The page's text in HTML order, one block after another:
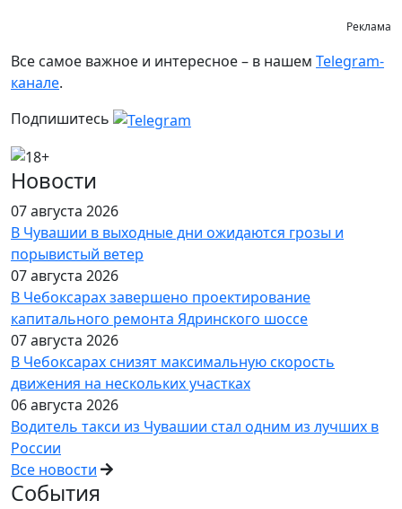
Реклама
Все самое важное и интересное – в нашем Telegram-
канале.
Подпишитесь
Новости
07 августа 2026
В Чувашии в выходные дни ожидаются грозы и
порывистый ветер
07 августа 2026
В Чебоксарах завершено проектирование
капитального ремонта Ядринского шоссе
07 августа 2026
В Чебоксарах снизят максимальную скорость
движения на нескольких участках
06 августа 2026
Водитель такси из Чувашии стал одним из лучших в
России
Все новости
События